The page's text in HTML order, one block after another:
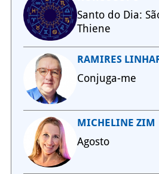
Santo do Dia:
Thiene
RAMIRES
Conjuga-me
MICHELINE ZIM
Agosto